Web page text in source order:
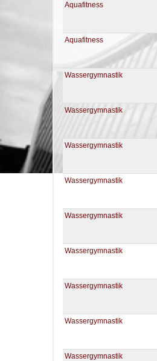
Aquafitness
Aquafitness
Wassergymnastik
Wassergymnastik
Wassergymnastik
Wassergymnastik
Wassergymnastik
Wassergymnastik
Wassergymnastik
Wassergymnastik
Wassergymnastik